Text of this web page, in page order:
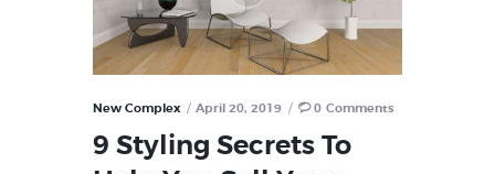
New Complex April 20, 2019 0 Comments
9 Styling Secrets To